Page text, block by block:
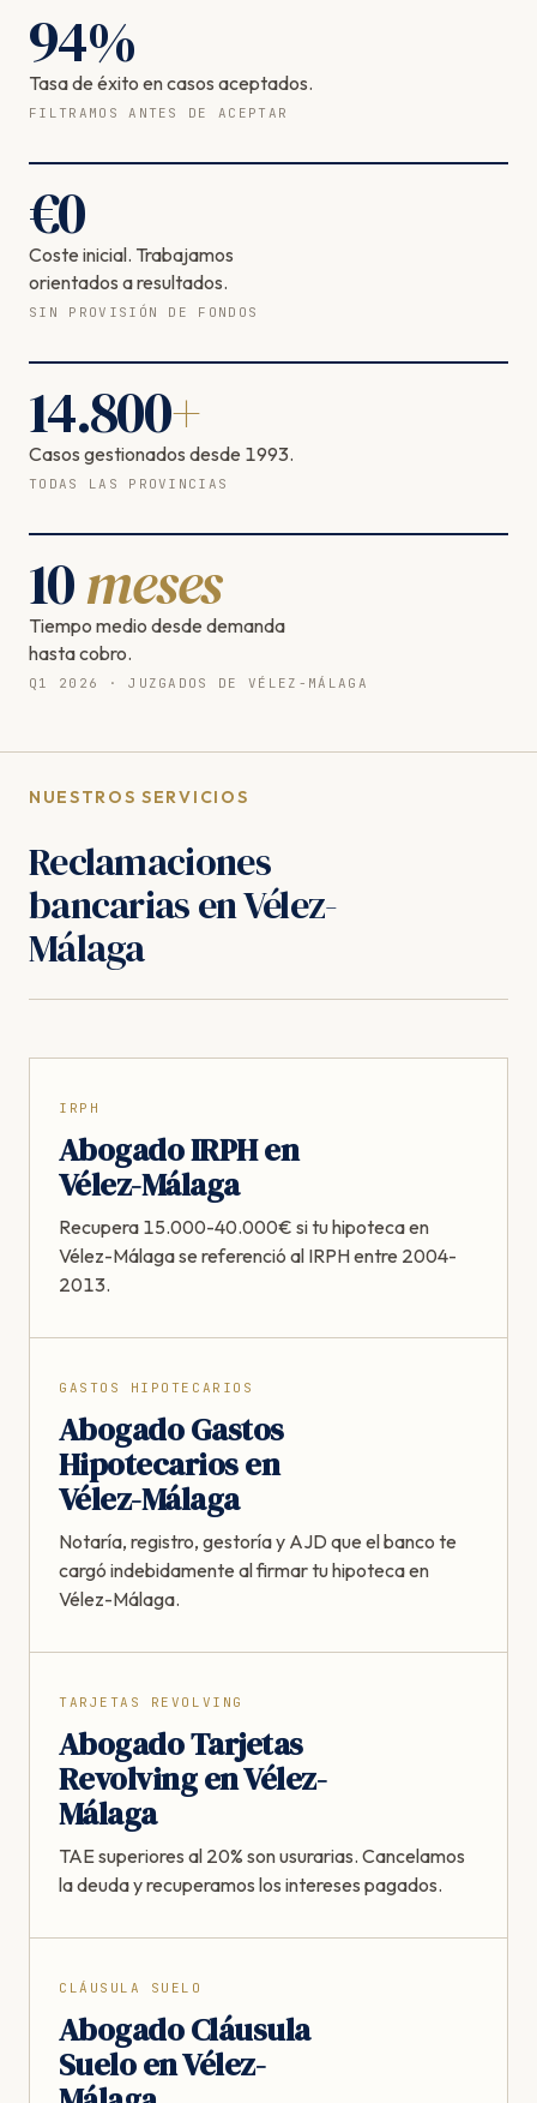
94%
Tasa de éxito en casos aceptados.
FILTRAMOS ANTES DE ACEPTAR
€0
Coste inicial. Trabajamos
orientados a resultados.
SIN PROVISIÓN DE FONDOS
14.800+
Casos gestionados desde 1993.
TODAS LAS PROVINCIAS
10meses
Tiempo medio desde demanda
hasta cobro.
Q1 2026 · JUZGADOS DE VÉLEZ-MÁLAGA
NUESTROS SERVICIOS
Reclamaciones
bancarias en Vélez-
Málaga
IRPH
Abogado IRPH en
Vélez-Málaga
Recupera 15.000-40.000€ si tu hipoteca en
Vélez-Málaga se referenció al IRPH entre 2004-
2013.
GASTOS HIPOTECARIOS
Abogado Gastos
Hipotecarios en
Vélez-Málaga
Notaría, registro, gestoría y AJD que el banco te
cargó indebidamente al firmar tu hipoteca en
Vélez-Málaga.
TARJETAS REVOLVING
Abogado Tarjetas
Revolving en Vélez-
Málaga
TAE superiores al 20% son usurarias. Cancelamos
la deuda y recuperamos los intereses pagados.
CLÁUSULA SUELO
Abogado Cláusula
Suelo en Vélez-